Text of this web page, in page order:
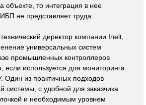
объекте, то интеграция в нее
не представляет труда.
директор компании Inelt,
универсальных систем
промышленных контроллеров
если используется для мониторинга
Один из практичных подходов —
системы, с удобной для заказчика
и необходимым уровнем